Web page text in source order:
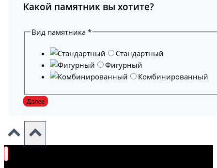
Какой памятник вы хотите?
Вид памятника*
Стандартный
Фигурный
Комбинированный
Далее